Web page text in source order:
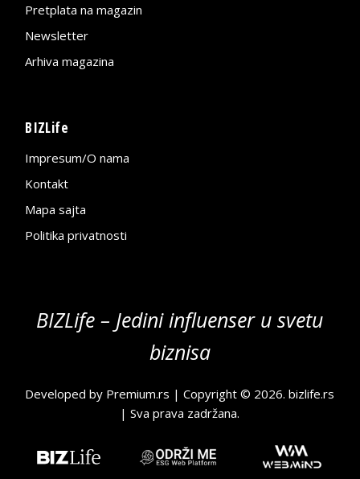
Pretplata na magazin
Newsletter
Arhiva magazina
BIZLife
Impresum/O nama
Kontakt
Mapa sajta
Politika privatnosti
BIZLife – Jedini influenser u svetu
biznisa
Developed by Premium.rs | Copyright © 2026.bizlife.rs
| Sva prava zadržana.